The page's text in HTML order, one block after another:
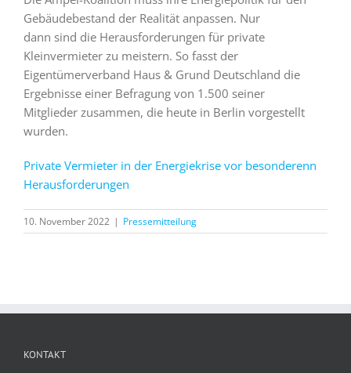
Gebäudebestand der Realität anpassen. Nur
dann sind die Herausforderungen für private
Kleinvermieter zu meistern. So fasst der
Eigentümerverband Haus & Grund Deutschland die
Ergebnisse einer Befragung von 1.500 seiner
Mitglieder zusammen, die heute in Berlin vorgestellt
wurden.
Private Vermieter in der Energiekrise vor besonderenn
Herausforderungen
10. November 2022 | Pressemitteilung
KONTAKT